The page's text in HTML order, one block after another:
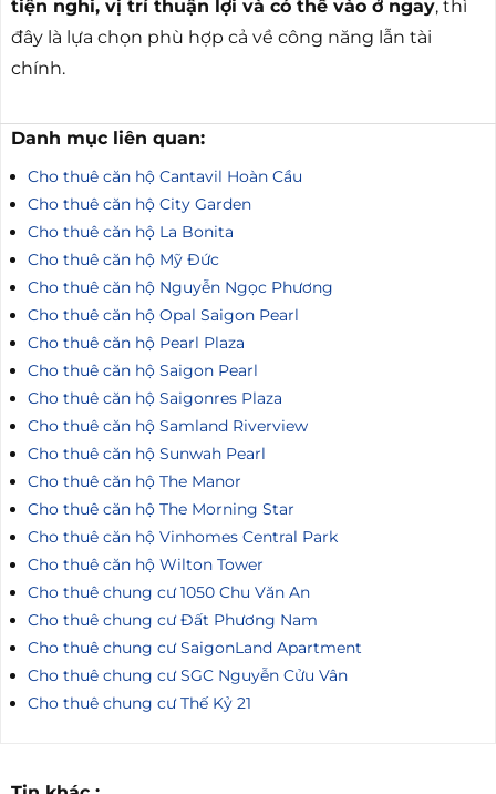
tiện nghi, vị trí thuận lợi và có thể vào ở ngay, thì
đây là lựa chọn phù hợp cả về công năng lẫn tài
chính.
Danh mục liên quan:
Cho thuê căn hộ Cantavil Hoàn Cầu
Cho thuê căn hộ City Garden
Cho thuê căn hộ La Bonita
Cho thuê căn hộ Mỹ Đức
Cho thuê căn hộ Nguyễn Ngọc Phương
Cho thuê căn hộ Opal Saigon Pearl
Cho thuê căn hộ Pearl Plaza
Cho thuê căn hộ Saigon Pearl
Cho thuê căn hộ Saigonres Plaza
Cho thuê căn hộ Samland Riverview
Cho thuê căn hộ Sunwah Pearl
Cho thuê căn hộ The Manor
Cho thuê căn hộ The Morning Star
Cho thuê căn hộ Vinhomes Central Park
Cho thuê căn hộ Wilton Tower
Cho thuê chung cư 1050 Chu Văn An
Cho thuê chung cư Đất Phương Nam
Cho thuê chung cư SaigonLand Apartment
Cho thuê chung cư SGC Nguyễn Cửu Vân
Cho thuê chung cư Thế Kỷ 21